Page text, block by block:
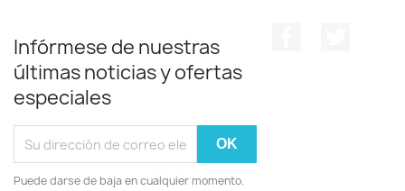
Infórmese de nuestras
últimas noticias y ofertas
especiales
Puede darse de baja en cualquier momento.